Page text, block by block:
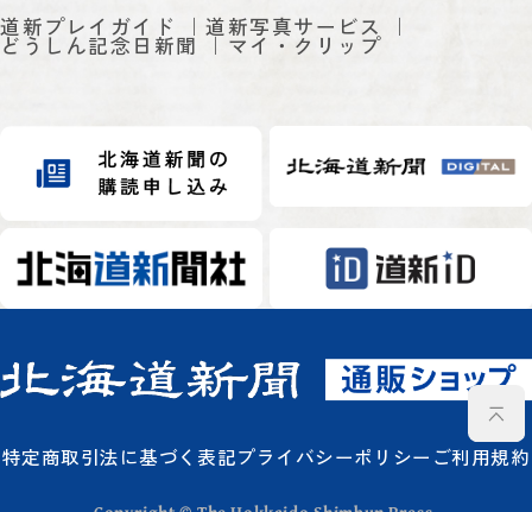
道新プレイガイド 道新写真サービス
どうしん記念日新聞 マイ・クリップ
特定商取引法に基づく表記プライバシーポリシー ご利用規約